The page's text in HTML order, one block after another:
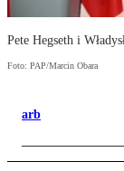
Pete Hegseth i
Foto: PAP/Marcin Obara
arb